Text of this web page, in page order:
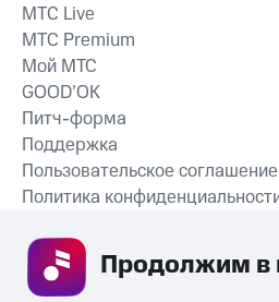
СКАЧАТЬ
MTС Live
MTС Premium
Мой МТС
GOOD’OK
Питч-форма
Поддержка
Пользовательское соглашение
Политика